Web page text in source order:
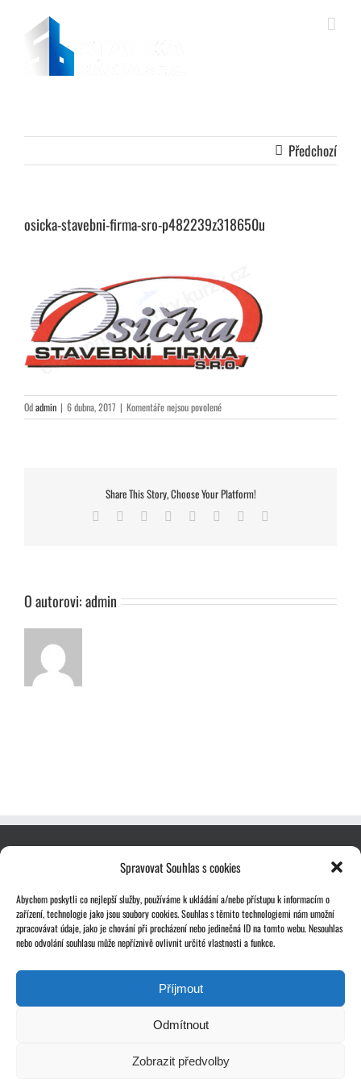
Spravovat Souhlas s cookies
Abychom poskytli co nejlepší služby, používáme k ukládání a/nebo přístupu k informacím o
zařízení, technologie jako jsou soubory cookies. Souhlas s těmito technologiemi nám umožní
zpracovávat údaje, jako je chování při procházení nebo jedinečná ID na tomto webu. Nesouhlas
nebo odvolání souhlasu může nepříznivě ovlivnit určité vlastnosti a funkce.
Příjmout
Odmítnout
Zobrazit předvolby
Předchozí
osicka-stavebni-firma-sro-p482239z318650u
Odadmin | 6 dubna, 2017 | Komentáře nejsou povolenéu
textu
firma-
p482239z318650u
Share This Story, Choose Your Platform!
Facebook
TwitterReddit LinkedIn
TumblrPinterest
O autorovi:admin